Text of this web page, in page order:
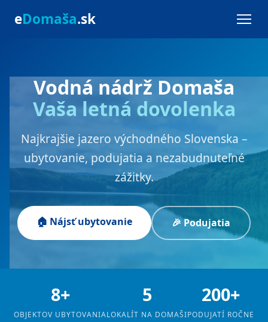
eDomaša.sk
Vodná nádrž Domaša
Vaša letná dovolenka
Najkrajšie jazero východného Slovenska –
ubytovanie, podujatia a nezabudnuteľné
zážitky.
🏠 Nájsť ubytovanie 🎉 Podujatia
8+
OBJEKTOV UBYTOVANIA
5
LOKALÍT NA DOMAŠI
200+
PODUJATÍ ROČNE